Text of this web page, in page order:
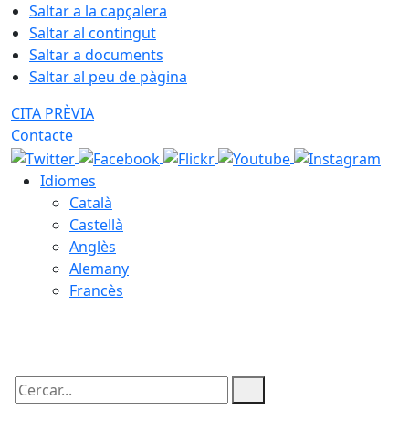
Saltar a la capçalera
Saltar al contingut
Saltar a documents
Saltar al peu de pàgina
CITA PRÈVIA
Contacte
Idiomes
Català
Castellà
Anglès
Alemany
Francès
Cercar: